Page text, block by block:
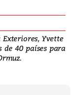
Yvette
40 países para